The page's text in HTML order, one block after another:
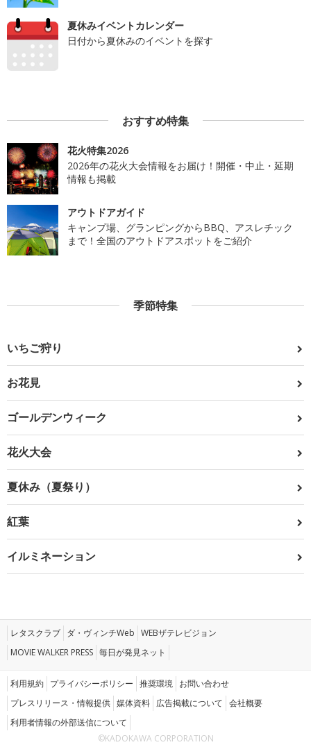
夏休みイベントカレンダー
日付から夏休みのイベントを探す
おすすめ特集
花火特集2026
2026年の花火大会情報をお届け！開催・中止・延期
情報も掲載
アウトドアガイド
キャンプ場、グランピングからBBQ、アスレチック
まで！全国のアウトドアスポットをご紹介
季節特集
いちご狩り
お花見
ゴールデンウィーク
花火大会
夏休み（夏祭り）
紅葉
イルミネーション
レタスクラブ ダ・ヴィンチWeb WEBザテレビジョン
MOVIE WALKER PRESS 毎日が発見ネット
利用規約 プライバシーポリシー 推奨環境 お問い合わせ
プレスリリース・情報提供 媒体資料 広告掲載について 会社概要
利用者情報の外部送信について
©KADOKAWA CORPORATION